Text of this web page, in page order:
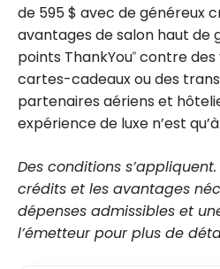
de 595 $ avec de généreux
avantages de salon haut de
points ThankYou® contre des
cartes-cadeaux ou des
partenaires aériens et
expérience de luxe n’est
Des conditions
crédits et les avantages
dépenses admissibles et
l’émetteur pour plus de